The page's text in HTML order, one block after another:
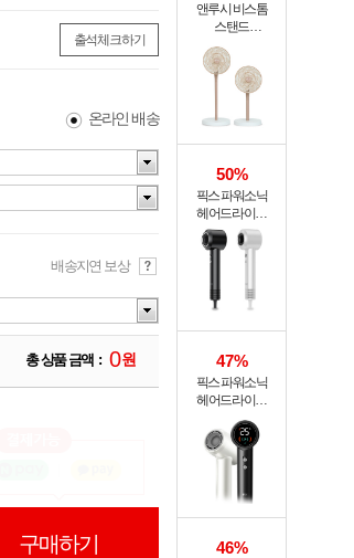
출석체크하기
온라인 배송
배송지연 보상
총 상품 금액 : 0원
구매하기
앤루시 비스톰
스탠드
써큘레이터 ASF-
200A
50%
픽스 파워소닉
헤어드라이기
XHS-701
47%
픽스 파워소닉
헤어드라이기
XHS-702
46%